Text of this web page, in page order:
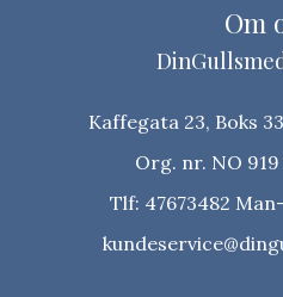
Om
Kaffegata 23, Boks
Org. nr. NO 919
Tlf: 47673482